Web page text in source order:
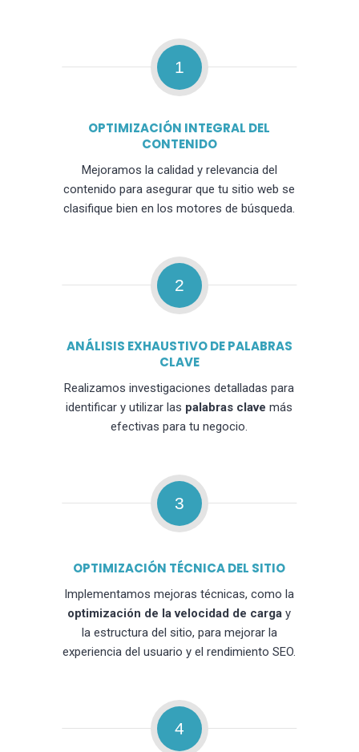
1
OPTIMIZACIÓN INTEGRAL DEL
CONTENIDO
Mejoramos la calidad y relevancia del
contenido para asegurar que tu sitio web se
clasifique bien en los motores de búsqueda.
2
ANÁLISIS EXHAUSTIVO DE PALABRAS
CLAVE
Realizamos investigaciones detalladas para
identificar y utilizar las palabras clave más
efectivas para tu negocio.
3
OPTIMIZACIÓN TÉCNICA DEL SITIO
Implementamos mejoras técnicas, como la
optimización de la velocidad de carga y
la estructura del sitio, para mejorar la
experiencia del usuario y el rendimiento SEO.
4